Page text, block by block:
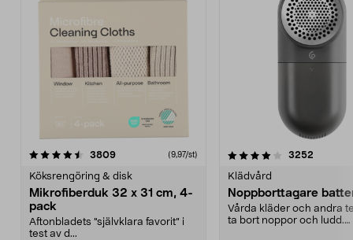
3809recensioner (9,97/st)
Köksrengöring & disk
Mikrofiberduk 32 x 31 cm, 4-
pack
Aftonbladets "självklara favorit” i
test av d...
4.0av 5 stjärnor 3252
Klädvård
Noppborttagare
Vårda kläder och andra
ta bort noppor och ludd.
4.5av 5 stjärnor